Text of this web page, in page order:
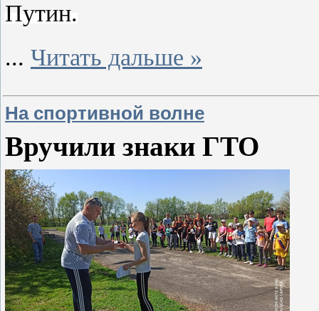
Путин.
... Читать дальше »
На спортивной волне
Вручили знаки ГТО